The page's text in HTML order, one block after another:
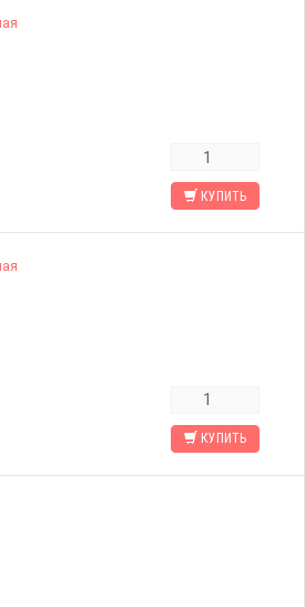
КУПИТЬ
КУПИТЬ